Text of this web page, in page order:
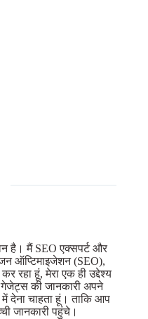
है। मैं SEO एक्सपर्ट और
ऑप्टिमाइजेशन (SEO),
रहा हूं, मेरा एक ही उद्देश्य
की जानकारी अपने
देना चाहता हूं। ताकि आप
जानकारी पहुंचे।